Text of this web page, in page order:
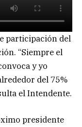
participación del
“Siempre el
y yo
del 75%
el Intendente.
presidente